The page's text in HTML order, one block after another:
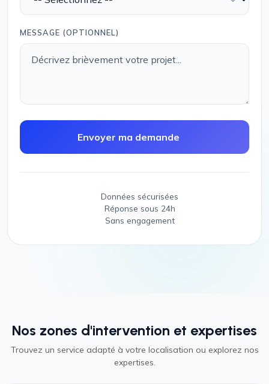
MESSAGE (OPTIONNEL)
Envoyer ma demande
Données sécurisées
Réponse sous 24h
Sans engagement
Nos zones d'intervention et expertises
Trouvez un service adapté à votre localisation ou explorez nos
expertises.